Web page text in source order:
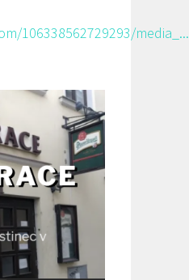
106338562729293/media_...